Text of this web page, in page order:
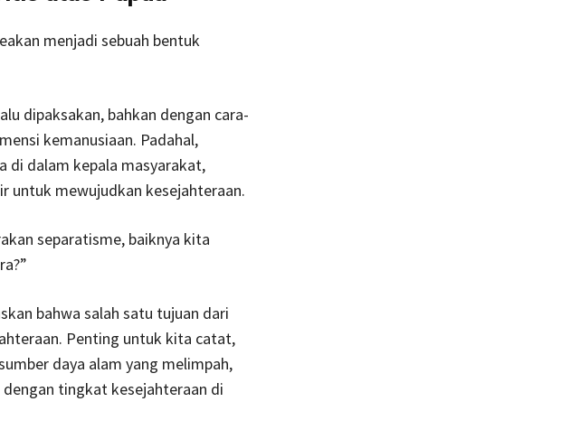
menjadi sebuah bentuk
dipaksakan, bahkan dengan cara-
kemanusiaan. Padahal,
di dalam kepala masyarakat,
untuk mewujudkan kesejahteraan.
separatisme, baiknya kita
bahwa salah satu tujuan dari
Penting untuk kita catat,
daya alam yang melimpah,
tingkat kesejahteraan di